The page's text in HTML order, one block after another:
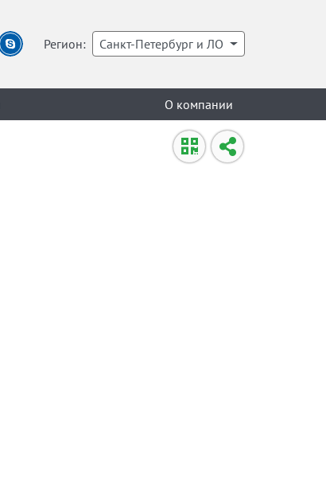
Регион: Санкт-Петербург и ЛО
О компании